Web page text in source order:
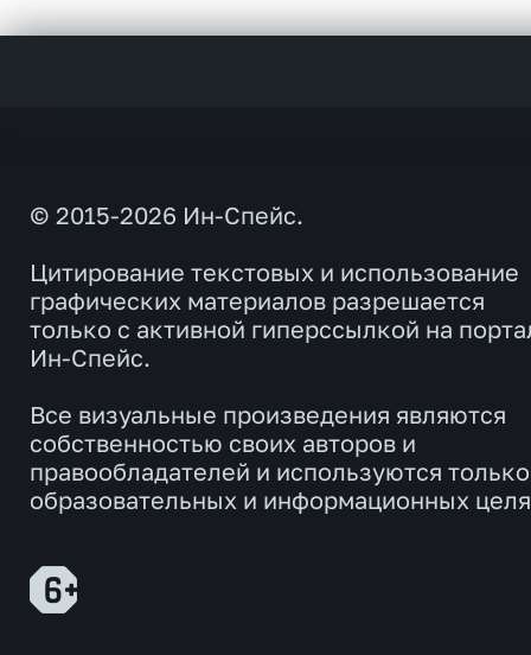
© 2015-2026 Ин-Спейс.
Цитирование текстовых и использование
графических материалов разрешается
только с активной гиперссылкой на
Ин-Спейс.
Все визуальные произведения являются
собственностью своих авторов и
правообладателей и используются
образовательных и информационных